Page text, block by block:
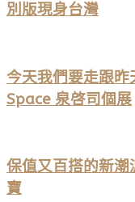
別版現身台灣
今天我們要走跟
Space 泉啓司個展
保值又百搭的新
寶